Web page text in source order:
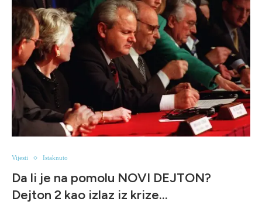
Vijesti Istaknuto
Da li je na pomolu NOVI DEJTON?
Dejton 2 kao izlaz iz krize…